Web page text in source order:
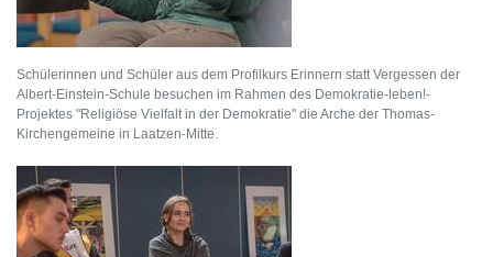
Schülerinnen und Schüler aus dem Profilkurs Erinnern statt Vergessen der
Albert-Einstein-Schule besuchen im Rahmen des Demokratie-leben!-
Projektes "Religiöse Vielfalt in der Demokratie" die Arche der Thomas-
Kirchengemeine in Laatzen-Mitte.